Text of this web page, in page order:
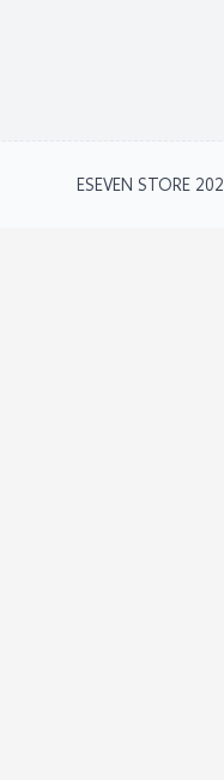
ESEVEN STORE